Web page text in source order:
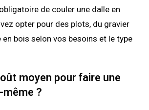
de couler une dalle en
opter pour des plots, du gravier
bois selon vos besoins et le type
moyen pour faire une
?